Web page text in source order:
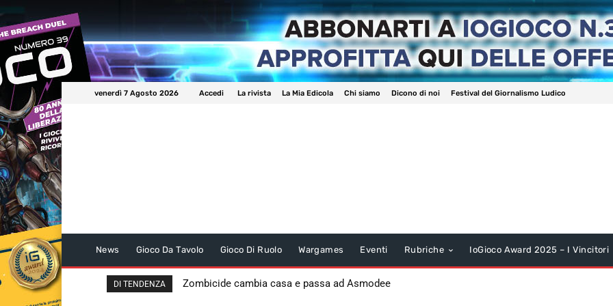
venerdì 7 Agosto 2026 Accedi La rivista La Mia Edicola Chi siamo Dicono di noi Festival del Giornalismo Ludico
News Gioco Da Tavolo Gioco Di Ruolo Wargames Eventi Rubriche IoGioco Award 2025 – I Vincitori
DI TENDENZA Zombicide cambia casa e passa ad Asmodee